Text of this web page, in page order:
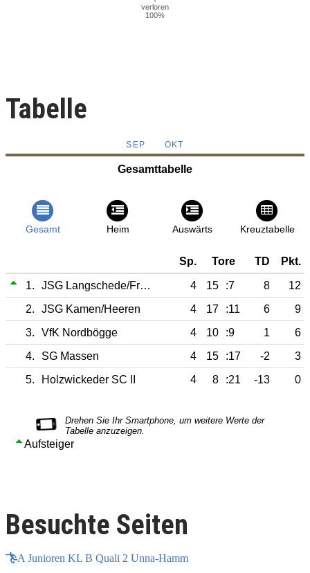
Tabelle
SEP OKT
Gesamttabelle
Gesamt Heim Auswärts Kreuztabelle
Sp. Tore TD Pkt.
1. JSG Langschede/Frömern 4 15 :7 8
12
2.
JSG Kamen/Heeren 4 17 :11 6
9
3.
VfK Nordbögge 4 10 :9 1
6
4.
SG Massen 4 15 :17 -2
3
5.
Holzwickeder SC II 4 8 :21 -13 0
Aufsteiger
Besuchte Seiten
A Junioren KL B Quali 2 Unna-Hamm